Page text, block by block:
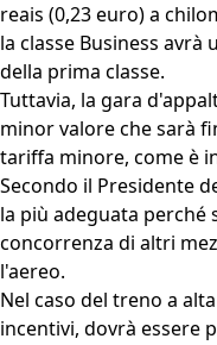
reais (0,23 euro) a
la classe Business avrà
della prima classe.
Tuttavia, la gara
minor valore che sarà
tariffa minore, come è
Secondo il Presidente
la più adeguata perché
concorrenza di altri
l'aereo.
Nel caso del treno a
incentivi, dovrà essere